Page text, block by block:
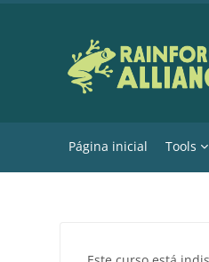
Página inicial Tools